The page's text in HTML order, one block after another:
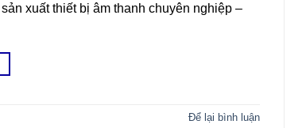
xuất thiết bị âm thanh chuyên nghiệp –
Để lại bình luận